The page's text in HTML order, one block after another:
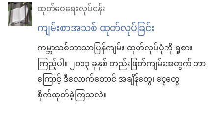
ထုတ်ဝေရေးလုပ်ငန်း
ကျမ်းစာအသစ် ထုတ်လုပ်ခြင်း
ကမ္ဘာသစ်ဘာသာပြန်ကျမ်း ထုတ်လုပ်ပုံကို ရှုစား
ကြည့်ပါ။ ၂၀၁၃ ခုနှစ် တည်းဖြတ်ကျမ်းအတွက် ဘာ
ကြောင့် ဒီလောက်တောင် အချိန်တွေ၊ ငွေတွေ
စိုက်ထုတ်ခဲ့ကြသလဲ။